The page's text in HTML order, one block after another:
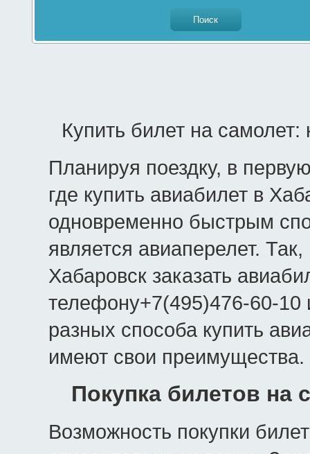
Купить билет на самолет:
Планируя поездку, в
где купить авиабилет в
одновременно быстрым
является авиаперелет.
Хабаровск заказать
телефону+7(495)476-60-
разных способа купить
имеют свои преимущества.
Покупка билетов на
Возможность покупки